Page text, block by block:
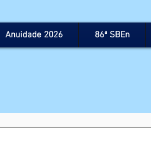
Anuidade 2026 86ª SBEn